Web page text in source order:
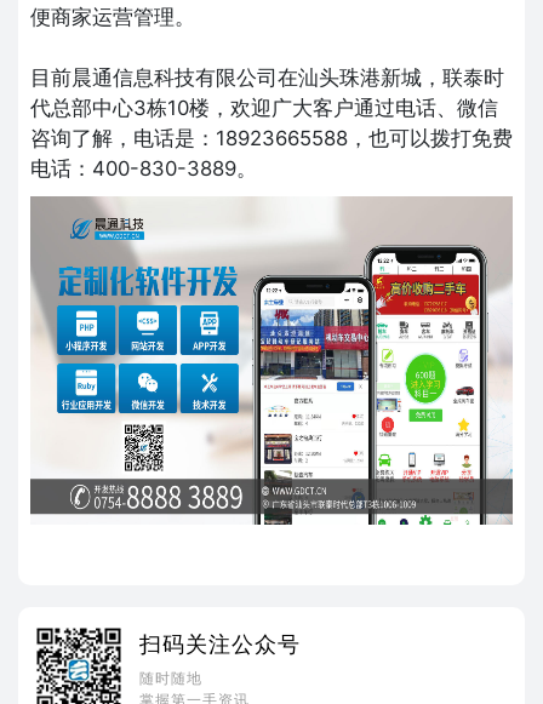
便商家运营管理。
目前晨通信息科技有限公司在汕头珠港新城，联泰时
代总部中心3栋10楼，欢迎广大客户通过电话、微信
咨询了解，电话是：18923665588，也可以拨打免费
电话：400-830-3889。
扫码关注公众号
随时随地
掌握第一手资讯